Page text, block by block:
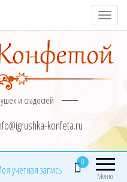
П
о
к
ь
/
С
и сладостей
konfeta.ru
Меню
0
учётная запись